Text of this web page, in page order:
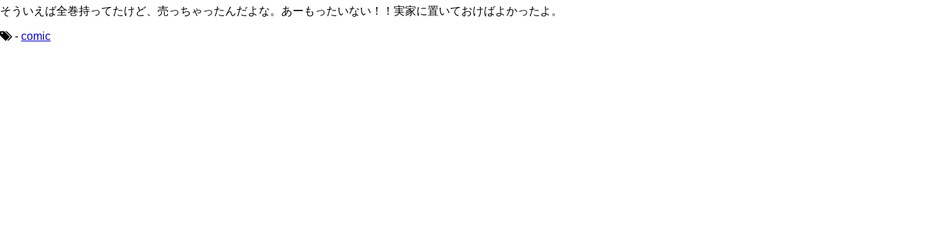
そういえば全巻持ってたけど、売っちゃったんだよな。あーもったいない！！実家に置いておけばよかったよ。
- comic